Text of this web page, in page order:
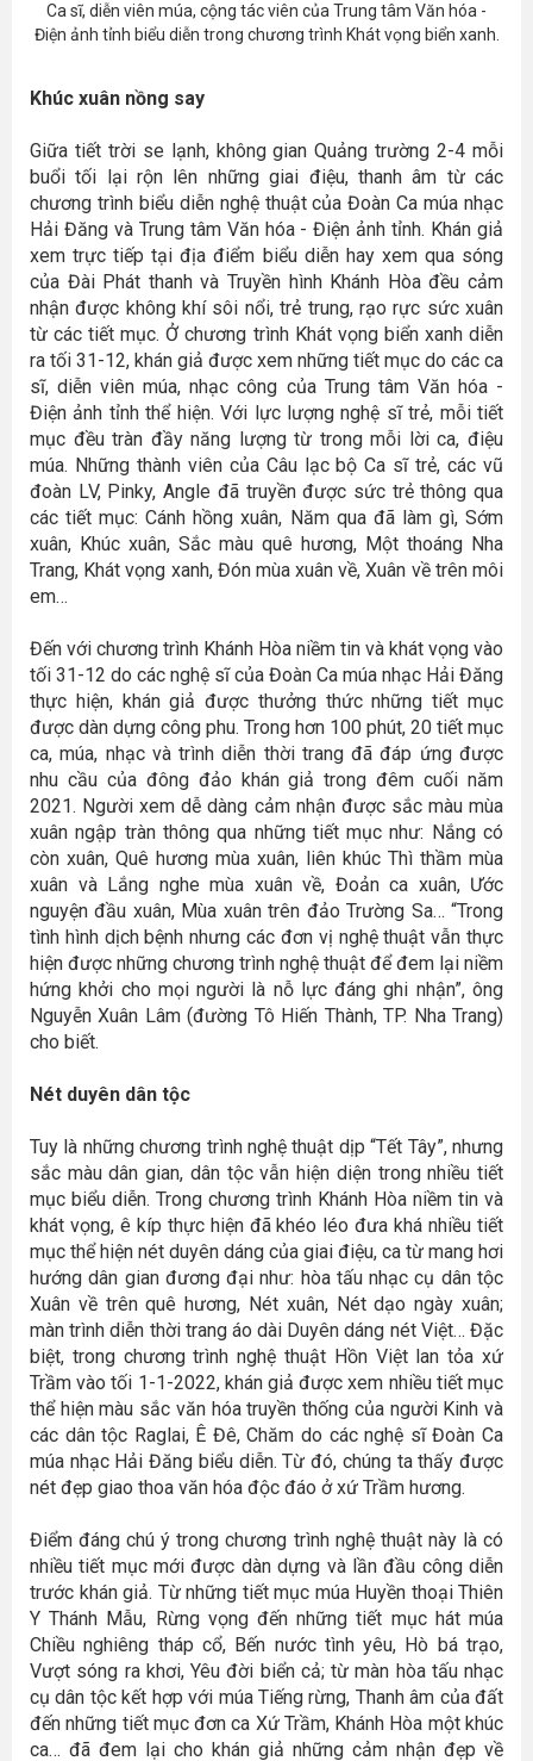
Ca sĩ, diễn viên múa, cộng tác viên của Trung tâm Văn hóa -
Điện ảnh tỉnh biểu diễn trong chương trình Khát vọng biển xanh.
Khúc xuân nồng say
Giữa tiết trời se lạnh, không gian Quảng trường 2-4 mỗi
buổi tối lại rộn lên những giai điệu, thanh âm từ các
chương trình biểu diễn nghệ thuật của Đoàn Ca múa nhạc
Hải Đăng và Trung tâm Văn hóa - Điện ảnh tỉnh. Khán giả
xem trực tiếp tại địa điểm biểu diễn hay xem qua sóng
của Đài Phát thanh và Truyền hình Khánh Hòa đều cảm
nhận được không khí sôi nổi, trẻ trung, rạo rực sức xuân
từ các tiết mục. Ở chương trình Khát vọng biển xanh diễn
ra tối 31-12, khán giả được xem những tiết mục do các ca
sĩ, diễn viên múa, nhạc công của Trung tâm Văn hóa -
Điện ảnh tỉnh thể hiện. Với lực lượng nghệ sĩ trẻ, mỗi tiết
mục đều tràn đầy năng lượng từ trong mỗi lời ca, điệu
múa. Những thành viên của Câu lạc bộ Ca sĩ trẻ, các vũ
đoàn LV, Pinky, Angle đã truyền được sức trẻ thông qua
các tiết mục: Cánh hồng xuân, Năm qua đã làm gì, Sớm
xuân, Khúc xuân, Sắc màu quê hương, Một thoáng Nha
Trang, Khát vọng xanh, Đón mùa xuân về, Xuân về trên môi
em…
Đến với chương trình Khánh Hòa niềm tin và khát vọng vào
tối 31-12 do các nghệ sĩ của Đoàn Ca múa nhạc Hải Đăng
thực hiện, khán giả được thưởng thức những tiết mục
được dàn dựng công phu. Trong hơn 100 phút, 20 tiết mục
ca, múa, nhạc và trình diễn thời trang đã đáp ứng được
nhu cầu của đông đảo khán giả trong đêm cuối năm
2021. Người xem dễ dàng cảm nhận được sắc màu mùa
xuân ngập tràn thông qua những tiết mục như: Nắng có
còn xuân, Quê hương mùa xuân, liên khúc Thì thầm mùa
xuân và Lắng nghe mùa xuân về, Đoản ca xuân, Ước
nguyện đầu xuân, Mùa xuân trên đảo Trường Sa… “Trong
tình hình dịch bệnh nhưng các đơn vị nghệ thuật vẫn thực
hiện được những chương trình nghệ thuật để đem lại niềm
hứng khởi cho mọi người là nỗ lực đáng ghi nhận”, ông
Nguyễn Xuân Lâm (đường Tô Hiến Thành, TP. Nha Trang)
cho biết.
Nét duyên dân tộc
Tuy là những chương trình nghệ thuật dịp “Tết Tây”, nhưng
sắc màu dân gian, dân tộc vẫn hiện diện trong nhiều tiết
mục biểu diễn. Trong chương trình Khánh Hòa niềm tin và
khát vọng, ê kíp thực hiện đã khéo léo đưa khá nhiều tiết
mục thể hiện nét duyên dáng của giai điệu, ca từ mang hơi
hướng dân gian đương đại như: hòa tấu nhạc cụ dân tộc
Xuân về trên quê hương, Nét xuân, Nét dạo ngày xuân;
màn trình diễn thời trang áo dài Duyên dáng nét Việt… Đặc
biệt, trong chương trình nghệ thuật Hồn Việt lan tỏa xứ
Trầm vào tối 1-1-2022, khán giả được xem nhiều tiết mục
thể hiện màu sắc văn hóa truyền thống của người Kinh và
các dân tộc Raglai, Ê Đê, Chăm do các nghệ sĩ Đoàn Ca
múa nhạc Hải Đăng biểu diễn. Từ đó, chúng ta thấy được
nét đẹp giao thoa văn hóa độc đáo ở xứ Trầm hương.
Điểm đáng chú ý trong chương trình nghệ thuật này là có
nhiều tiết mục mới được dàn dựng và lần đầu công diễn
trước khán giả. Từ những tiết mục múa Huyền thoại Thiên
Y Thánh Mẫu, Rừng vọng đến những tiết mục hát múa
Chiều nghiêng tháp cổ, Bến nước tình yêu, Hò bá trạo,
Vượt sóng ra khơi, Yêu đời biển cả; từ màn hòa tấu nhạc
cụ dân tộc kết hợp với múa Tiếng rừng, Thanh âm của đất
đến những tiết mục đơn ca Xứ Trầm, Khánh Hòa một khúc
ca… đã đem lại cho khán giả những cảm nhận đẹp về